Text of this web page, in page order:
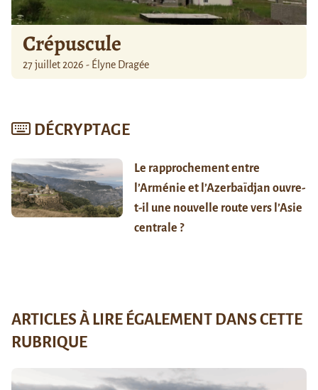
Crépuscule
27 juillet 2026 - Élyne Dragée
DÉCRYPTAGE
Le rapprochement entre
l’Arménie et l’Azerbaïdjan ouvre-
t-il une nouvelle route vers l’Asie
centrale ?
ARTICLES À LIRE ÉGALEMENT DANS CETTE
RUBRIQUE